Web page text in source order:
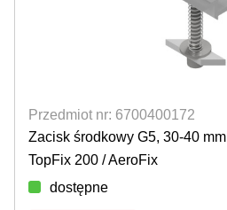
Przedmiot nr: 6700400172
Zacisk środkowy G5, 30-40 mm
TopFix 200 / AeroFix
dostępne